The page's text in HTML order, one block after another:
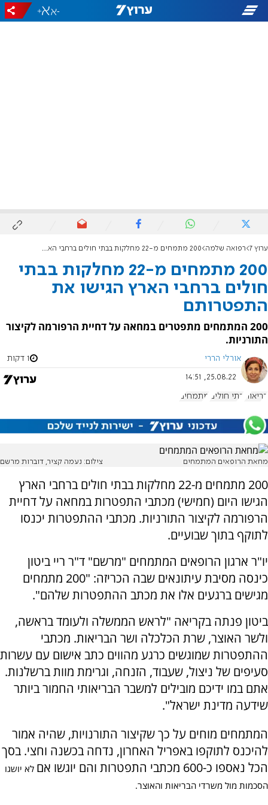
-
+
ערוץ 7 רפואה שלמה 200 מתמחים מ-22 מחלקות בבתי חולים ברחבי הארץ הגישו את התפטרותם
200 מתמחים מ-22 מחלקות בבתי
חולים ברחבי הארץ הגישו את
התפטרותם
200 המתמחים מתפטרים במחאה על דחיית הרפורמה לקיצור
התורניות.
אורלי הררי 1 דקות
25.08.22, 14:51
בריאות בתי חולים מתמחים
מחאת הרופאים המתמחים צילום: נעמה קציר, דוברות מרשם
200 מתמחים מ-22 מחלקות בבתי חולים ברחבי הארץ
הגישו היום (חמישי) מכתבי התפטרות במחאה על דחיית
הרפורמה לקיצור התורניות. מכתבי ההתפטרות יכנסו
לתוקף בתוך שבועיים.
יו"ר ארגון הרופאים המתמחים "מרשם" ד"ר ריי ביטון
כינסה מסיבת עיתונאים שבה הכריזה: "200 מתמחים
מגישים ברגעים אלו את מכתב ההתפטרות שלהם".
ביטון פנתה בקריאה "לראש הממשלה ולעומד בראשה,
ולשר האוצר, שרת הכלכלה ושר הבריאות. מכתבי
ההתפטרות שמוגשים כרגע מהווים כתב אישום עם עשרות
סעיפים של ניצול, שעבוד, הזנחה, וגרימת מוות ברשלנות.
אתם במו ידיכם מובילים למשבר הבריאותי החמור ביותר
שידעה מדינת ישראל".
המתמחים מוחים על כך שקיצור התורנויות, שהיה אמור
להיכנס לתוקפו באפריל האחרון, נדחה בכשנה וחצי. בסך
הכל נאספו כ-600 מכתבי התפטרות והם יוגשו אם
לא יושגו
הסכמות מול משרדי הבריאות והאוצר.